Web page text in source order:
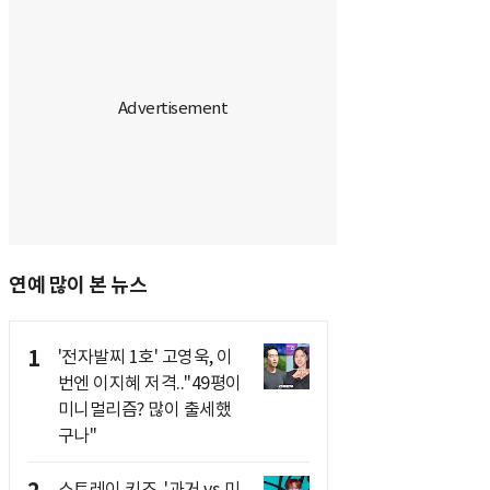
연예 많이 본 뉴스
1
'전자발찌 1호' 고영욱, 이
번엔 이지혜 저격.."49평이
미니멀리즘? 많이 출세했
구나"